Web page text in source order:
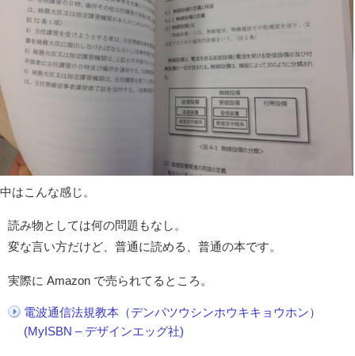
中はこんな感じ。
読み物としては何の問題もなし。
変な言い方だけど、普通に読める、普通の本です。
実際に Amazon で売られてるところ。
電波通信法規教本（デンパツウシンホウキキョウホン）
(MyISBN – デザインエッグ社)